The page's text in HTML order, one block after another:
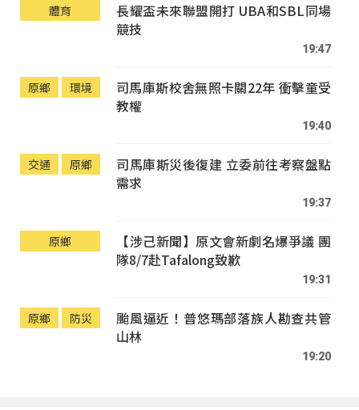
體育
長耀盃未來聯盟開打 UBA和SBL同場
競技
19:47
原鄉 環境
司馬庫斯校舍無照卡關22年 衝擊童受
教權
19:40
交通 原鄉
司馬庫斯災後復建 立委前往考察盤點
需求
19:37
原鄉
【涉己新聞】原文會新劇名爆爭議 團
隊8/7赴Tafalong致歉
19:31
原鄉 防災
颱風逼近！普悠瑪部落族人勘查共管
山林
19:20